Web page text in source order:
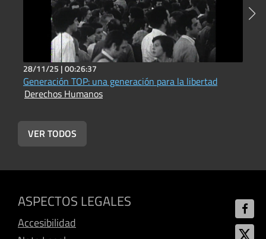
28/11/25 |00:26:37
Generación TOP: una generación para la libertad
Derechos Humanos
VER TODOS
ASPECTOS LEGALES
Accesibilidad